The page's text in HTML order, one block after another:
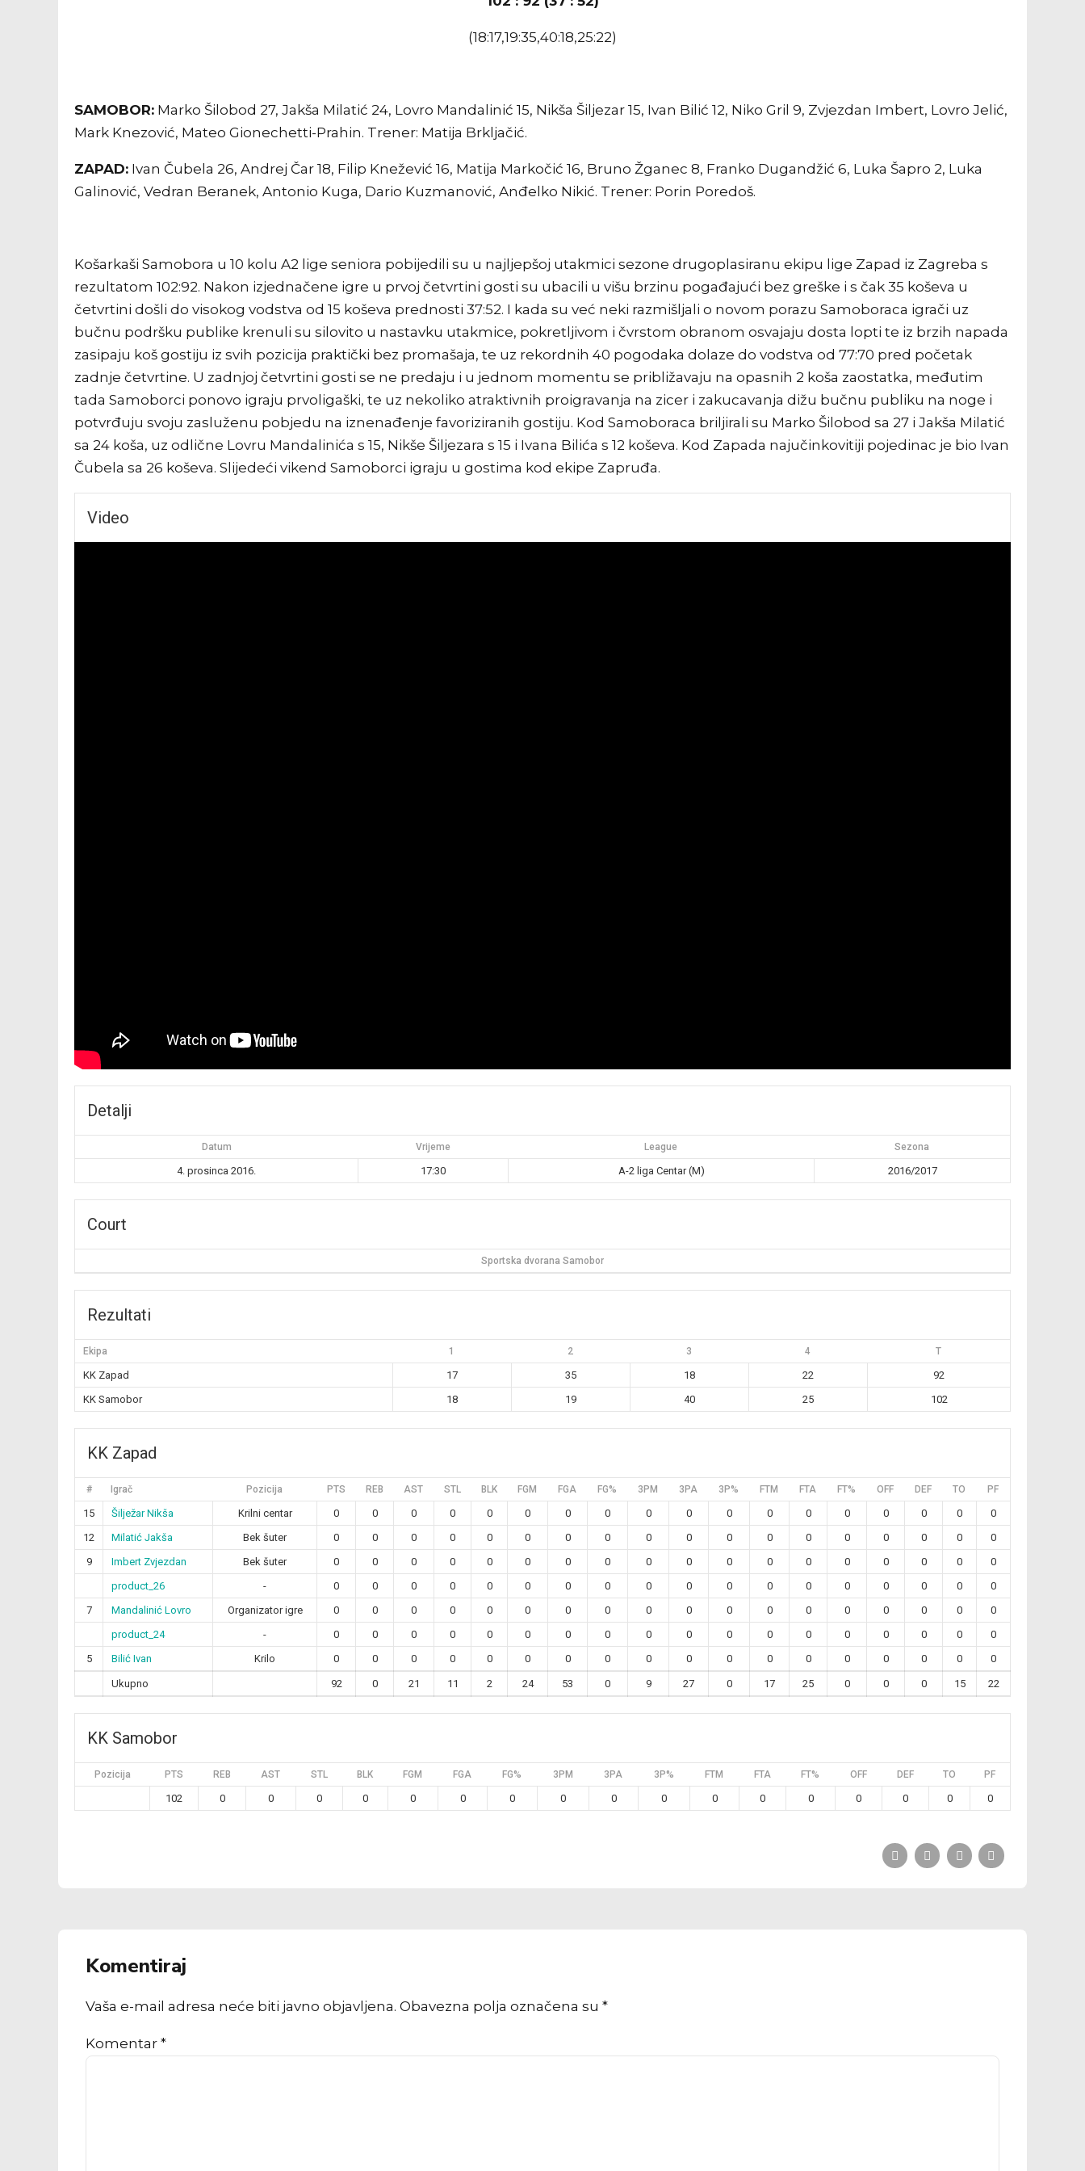
(18:17,19:35,40:18,25:22)
SAMOBOR: Marko Šilobod 27, Jakša Milatić 24, Lovro Mandalinić 15, Nikša Šiljezar 15, Ivan Bilić 12, Niko Gril 9, Zvjezdan Imbert, Lovro Jelić,
Mark Knezović, Mateo Gionechetti-Prahin. Trener: Matija Brkljačić.
ZAPAD: Ivan Čubela 26, Andrej Čar 18, Filip Knežević 16, Matija Markočić 16, Bruno Žganec 8, Franko Dugandžić 6, Luka Šapro 2, Luka
Galinović, Vedran Beranek, Antonio Kuga, Dario Kuzmanović, Anđelko Nikić. Trener: Porin Poredoš.
Košarkaši Samobora u 10 kolu A2 lige seniora pobijedili su u najljepšoj utakmici sezone drugoplasiranu ekipu lige Zapad iz Zagreba s
rezultatom 102:92. Nakon izjednačene igre u prvoj četvrtini gosti su ubacili u višu brzinu pogađajući bez greške i s čak 35 koševa u
četvrtini došli do visokog vodstva od 15 koševa prednosti 37:52. I kada su već neki razmišljali o novom porazu Samoboraca igrači uz
bučnu podršku publike krenuli su silovito u nastavku utakmice, pokretljivom i čvrstom obranom osvajaju dosta lopti te iz brzih napada
zasipaju koš gostiju iz svih pozicija praktički bez promašaja, te uz rekordnih 40 pogodaka dolaze do vodstva od 77:70 pred početak
zadnje četvrtine. U zadnjoj četvrtini gosti se ne predaju i u jednom momentu se približavaju na opasnih 2 koša zaostatka, međutim
tada Samoborci ponovo igraju prvoligaški, te uz nekoliko atraktivnih proigravanja na zicer i zakucavanja dižu bučnu publiku na noge i
potvrđuju svoju zasluženu pobjedu na iznenađenje favoriziranih gostiju. Kod Samoboraca briljirali su Marko Šilobod sa 27 i Jakša Milatić
sa 24 koša, uz odlične Lovru Mandalinića s 15, Nikše Šiljezara s 15 i Ivana Bilića s 12 koševa. Kod Zapada najučinkovitiji pojedinac je bio Ivan
Čubela sa 26 koševa. Slijedeći vikend Samoborci igraju u gostima kod ekipe Zapruđa.
Video
Detalji
Datum Vrijeme League Sezona
4. prosinca 2016. 17:30 A-2 liga Centar (M) 2016/2017
Court
Sportska dvorana Samobor
Rezultati
Ekipa 1 2 3 4 T
KK Zapad 17 35 18 22
92
KK Samobor
18 19 40 25 102
KK Zapad
# Igrač Pozicija PTS REB AST STL BLK FGM FGA FG% 3PM 3PA 3P% FTM FTA FT% OFF DEF TO PF
15 Šilježar Nikša Krilni centar 0 0 0 0 0 0 0 0 0 0 0 0 0 0 0 0 0
0
12
Milatić Jakša Bek šuter 0 0 0 0 0 0 0 0 0 0 0 0 0 0 0 0 0
0
9
Imbert Zvjezdan Bek šuter 0 0 0 0 0 0 0 0 0 0 0 0 0 0 0 0 0
0
product_26
- 0 0 0 0 0 0 0 0 0 0 0 0 0 0 0 0 0
0
7
Mandalinić Lovro Organizator igre 0 0 0 0 0 0 0 0 0 0 0 0 0 0 0 0 0
0
product_24
- 0 0 0 0 0 0 0 0 0 0 0 0 0 0 0 0 0
0
5
Bilić Ivan Krilo 0 0 0 0 0 0 0 0 0 0 0 0 0 0 0 0 0 0
Ukupno 92 0 21 11 2 24 53 0 9 27 0 17 25 0 0 0 15 22
KK Samobor
Pozicija PTS REB AST STL BLK FGM FGA FG% 3PM 3PA 3P% FTM FTA FT% OFF DEF TO PF
102 0 0 0 0 0 0 0 0 0 0 0 0 0 0 0 0 0
Komentiraj
Vaša e-mail adresa neće biti javno objavljena. Obavezna polja označena su *
Komentar *